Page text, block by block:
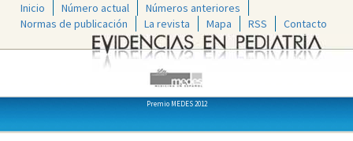
Inicio Número actual
Números anteriores
Normas de publicación
La revista Mapa RSS Contacto
Premio MEDES 2012